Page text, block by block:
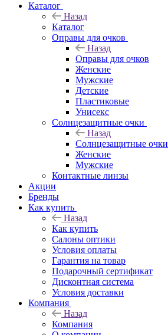
Каталог
Назад
Каталог
Оправы для очков
Назад
Оправы для очков
Женские
Мужские
Детские
Пластиковые
Унисекс
Солнцезащитные очки
Назад
Солнцезащитные очки
Женские
Мужские
Контактные линзы
Акции
Бренды
Как купить
Назад
Как купить
Салоны оптики
Условия оплаты
Гарантия на товар
Подарочный сертификат
Дисконтная система
Условия доставки
Компания
Назад
Компания